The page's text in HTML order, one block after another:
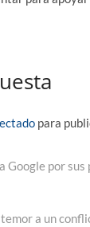
para
Google por sus
a un